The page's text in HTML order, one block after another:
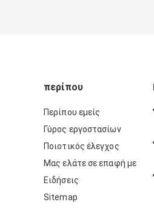
περίπου
Περίπου εμείς
Γύρος εργοστασίων
Ποιοτικός έλεγχος
Μας ελάτε σε επαφή με
Ειδήσεις
Sitemap